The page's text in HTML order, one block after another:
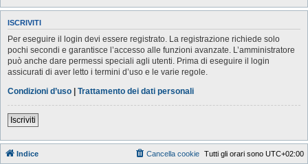
ISCRIVITI
Per eseguire il login devi essere registrato. La registrazione richiede solo
pochi secondi e garantisce l’accesso alle funzioni avanzate. L’amministratore
può anche dare permessi speciali agli utenti. Prima di eseguire il login
assicurati di aver letto i termini d’uso e le varie regole.
Condizioni d’uso | Trattamento dei dati personali
Iscriviti
Indice Tutti gli orari sono UTC+02:00
Cancella cookie